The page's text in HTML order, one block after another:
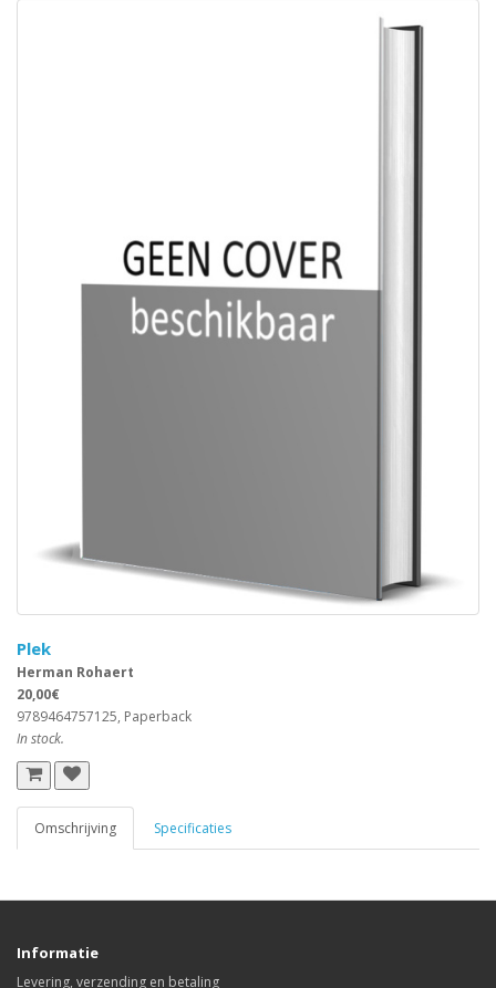
Plek
Herman Rohaert
20,00€
9789464757125, Paperback
In stock.
Omschrijving Specificaties
Informatie
Levering, verzending en betaling